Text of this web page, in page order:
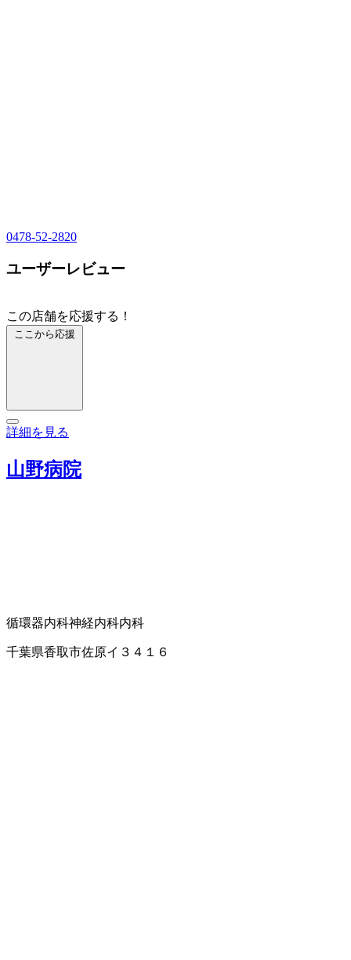
0478-52-2820
ユーザーレビュー
この店舗を応援する！
ここから応援
詳細を見る
山野病院
循環器内科神経内科内科
千葉県香取市佐原イ３４１６